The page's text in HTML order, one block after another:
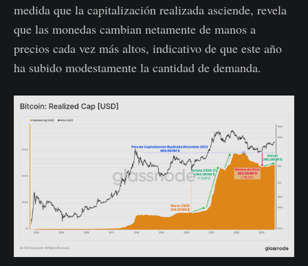
medida que la capitalización realizada asciende, revela
que las monedas cambian netamente de manos a
precios cada vez más altos, indicativo de que este año
ha subido modestamente la cantidad de demanda.